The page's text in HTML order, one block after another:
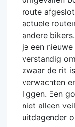
route
actuele
andere
je een
verstandig
zwaar de rit
verwachten
liggen. Een
niet alleen
uitdagender